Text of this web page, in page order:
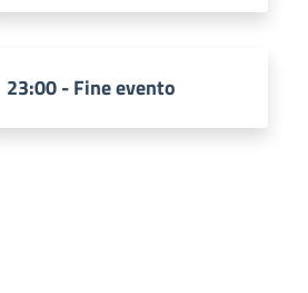
23:00 - Fine evento